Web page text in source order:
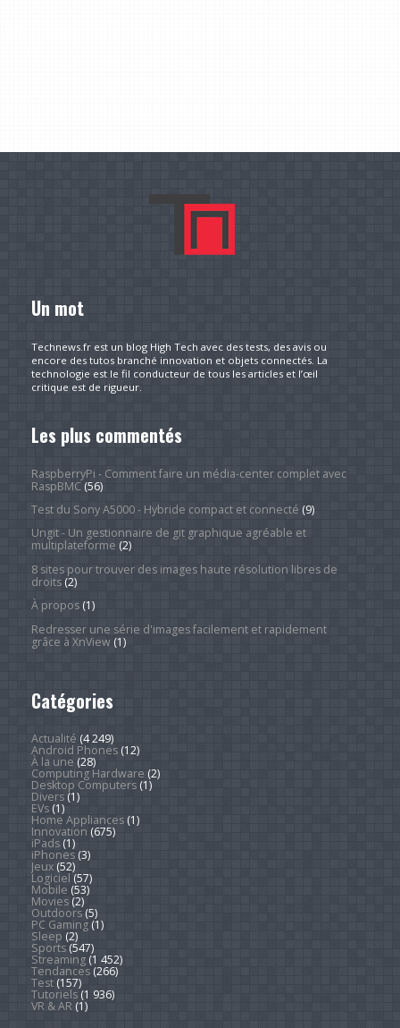
Un mot
Technews.fr est un blog High Tech avec des tests, des avis ou
encore des tutos branché innovation et objets connectés. La
technologie est le fil conducteur de tous les articles et l’œil
critique est de rigueur.
Les plus commentés
RaspberryPi - Comment faire un média-center complet avec
RaspBMC(56)
Test du Sony A5000 - Hybride compact et connecté (9)
Ungit - Un gestionnaire de git graphique agréable et
multiplateforme (2)
8 sites pour trouver des images haute résolution libres de
droits(2)
À propos(1)
Redresser une série d'images facilement et rapidement
grâce à XnView(1)
Catégories
Actualité (4 249)
Android Phones(12)
À la une (28)
Computing Hardware (2)
Desktop Computers(1)
Divers(1)
EVs(1)
Home Appliances(1)
Innovation (675)
iPads(1)
iPhones(3)
Jeux(52)
Logiciel (57)
Mobile (53)
Movies(2)
Outdoors(5)
PC Gaming(1)
Sleep (2)
Sports(547)
Streaming(1 452)
Tendances(266)
Test(157)
Tutoriels(1 936)
VR & AR(1)